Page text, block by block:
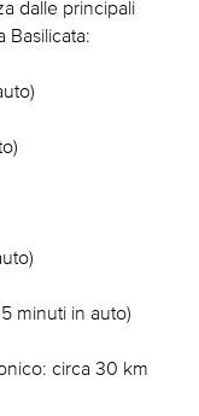
dalle principali
Basilicata:
minuti in auto)
circa 30 km